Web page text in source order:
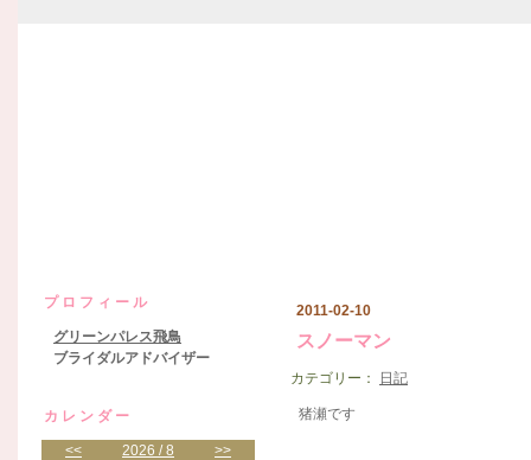
プロフィール
グリーンパレス飛鳥
ブライダルアドバイザー
カレンダー
<< 2026 / 8
>>
2011-02-10
スノーマン
カテゴリー： 日記
猪瀬です